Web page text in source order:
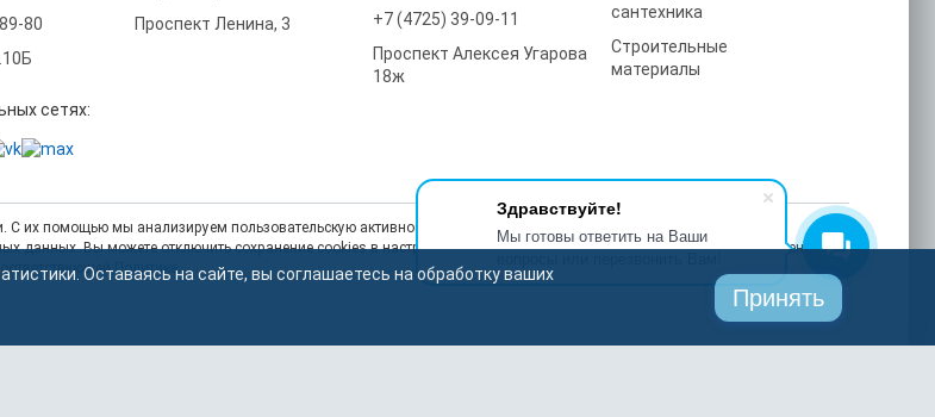
Здравствуйте!
Мы готовы ответить на Ваши
80
сетях:
Проспект Ленина, 3
+7 (4725) 39-09-11
Проспект Алексея Угарова
18ж
сантехника
Строительные
материалы
С их помощью мы анализируем пользовательскую активность, улучшаем работу сайта и делаем рекламу более
данных. Вы можете отключить сохранение cookies в настройках браузера в любой момент. На сайте также применяются
Политике
Оставаясь на сайте, вы соглашаетесь на обработку ваших
Принять